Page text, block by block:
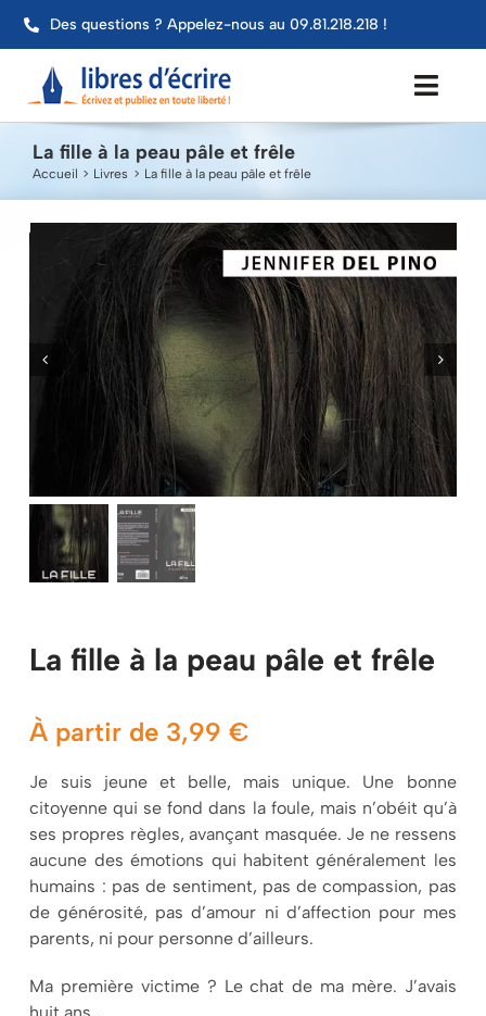
Passer
contenu
Des questions ? Appelez-nous au 09.81.218.218 !
Aide
Publier mon livre
Services
Impression
Mon compte
Mon panier
La fille à la peau pâle et frêle
Accueil Livres La fille à la peau pâle et frêle
La fille à la peau pâle et frêle
À partir de 3,99€
Je suis jeune et belle, mais unique. Une bonne
citoyenne qui se fond dans la foule, mais n’obéit qu’à
ses propres règles, avançant masquée. Je ne ressens
aucune des émotions qui habitent généralement les
humains : pas de sentiment, pas de compassion, pas
de générosité, pas d’amour ni d’affection pour mes
parents, ni pour personne d’ailleurs.
Ma première victime ? Le chat de ma mère. J’avais